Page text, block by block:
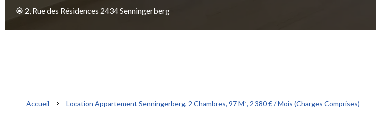
2, Rue des Résidences 2434 Senningerberg
Accueil Location Appartement Senningerberg, 2 Chambres, 97 M², 2 380 € / Mois (Charges Comprises)